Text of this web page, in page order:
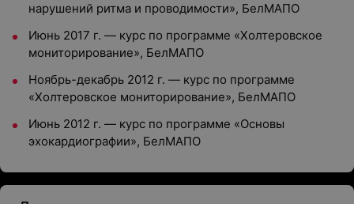
нарушений ритма и проводимости», БелМАПО
Июнь 2017 г. — курс по программе «Холтеровское
мониторирование», БелМАПО
Ноябрь-декабрь 2012 г. — курс по программе
«Холтеровское мониторирование», БелМАПО
Июнь 2012 г. — курс по программе «Основы
эхокардиографии», БелМАПО